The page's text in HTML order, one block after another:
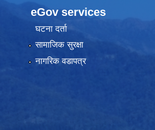
eGov services
घटना दर्ता
सामाजिक सुरक्षा
नागरिक वडापत्र